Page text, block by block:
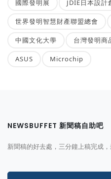
國際發明展 JDIE日本設計
世界發明智慧財產聯盟總會
中國文化大學 台灣發明商
ASUS Microchip
NEWSBUFFET 新聞稿自助吧
新聞稿的好去處，三分鐘上稿完成